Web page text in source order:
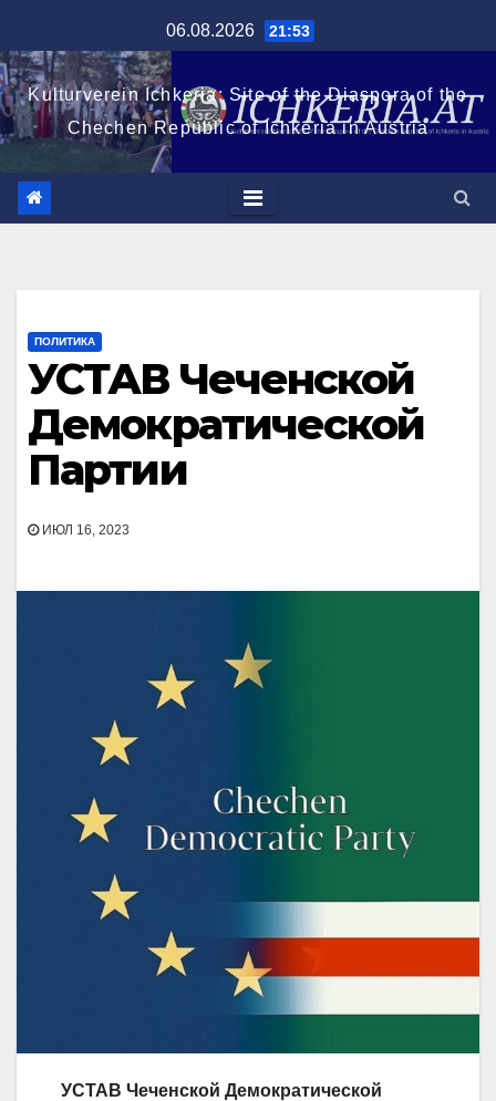
к
содержимому
06.08.2026 21:53
Kulturverein Ichkeria: Site of the Diaspora of the
Chechen Republic of Ichkeria in Austria
ПОЛИТИКА
УСТАВ Чеченской
Демократической
Партии
ИЮЛ 16, 2023
УСТАВ Чеченской Демократической